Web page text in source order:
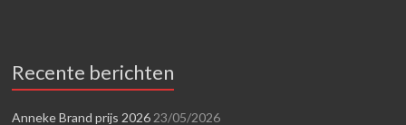
Recente berichten
Anneke Brand prijs 2026 23/05/2026